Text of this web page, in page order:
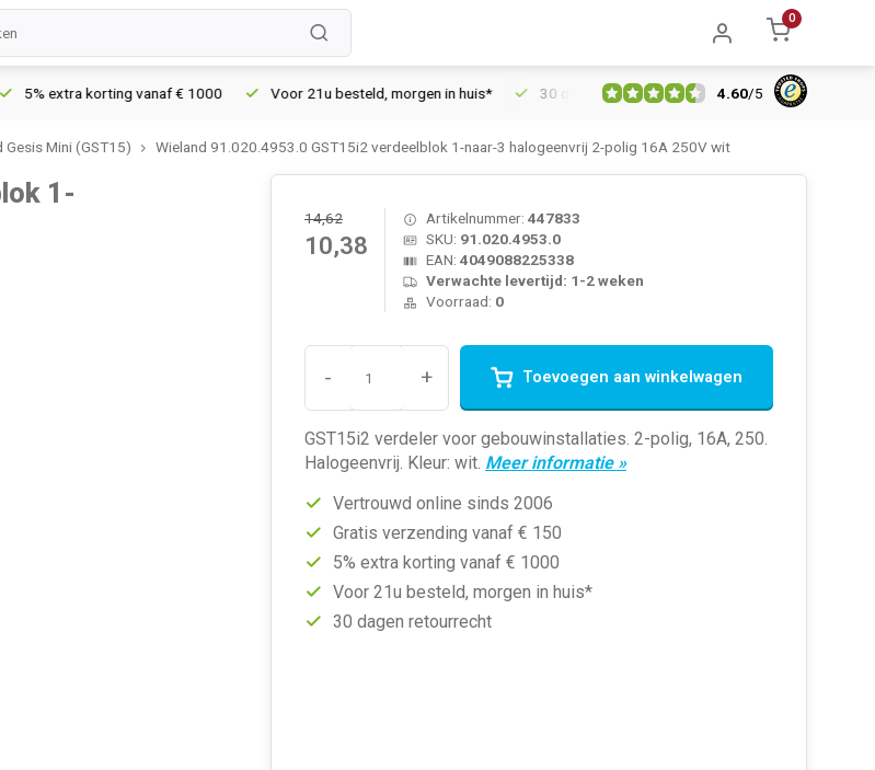
0
extra korting vanaf € 1000 Voor 21u besteld, morgen in huis* 30 dagen retourrecht Vertrouwd online sinds
4.60/5
Gesis Mini (GST15) Wieland 91.020.4953.0 GST15i2 verdeelblok 1-naar-3 halogeenvrij 2-polig 16A 250V wit
1-
14,62
10,38
Artikelnummer: 447833
SKU: 91.020.4953.0
EAN: 4049088225338
Verwachte levertijd: 1-2 weken
Voorraad: 0
- + Toevoegen aan winkelwagen
GST15i2 verdeler voor gebouwinstallaties. 2-polig, 16A, 250.
Halogeenvrij. Kleur: wit. Meer informatie »
Vertrouwd online sinds 2006
Gratis verzending vanaf € 150
5% extra korting vanaf € 1000
Voor 21u besteld, morgen in huis*
30 dagen retourrecht